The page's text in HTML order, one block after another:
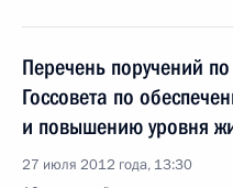
Перечень поручений
Госсовета по
и повышению уровня
27 июля 2012 года, 13:30